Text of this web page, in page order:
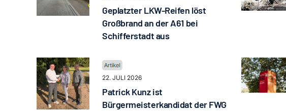
Geplatzter LKW-Reifen löst
Großbrand an der A61 bei
Schifferstadt aus
22. JULI 2026
Patrick Kunz ist
Bürgermeisterkandidat der FWG